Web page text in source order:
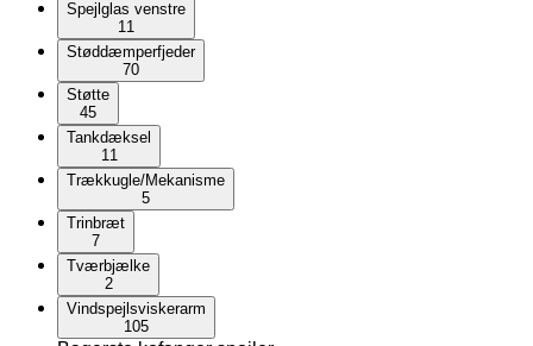
Spejlglas venstre
11
Støddæmperfjeder
70
Støtte
45
Tankdæksel
11
Trækkugle/Mekanisme
5
Trinbræt
7
Tværbjælke
2
Vindspejlsviskerarm
105